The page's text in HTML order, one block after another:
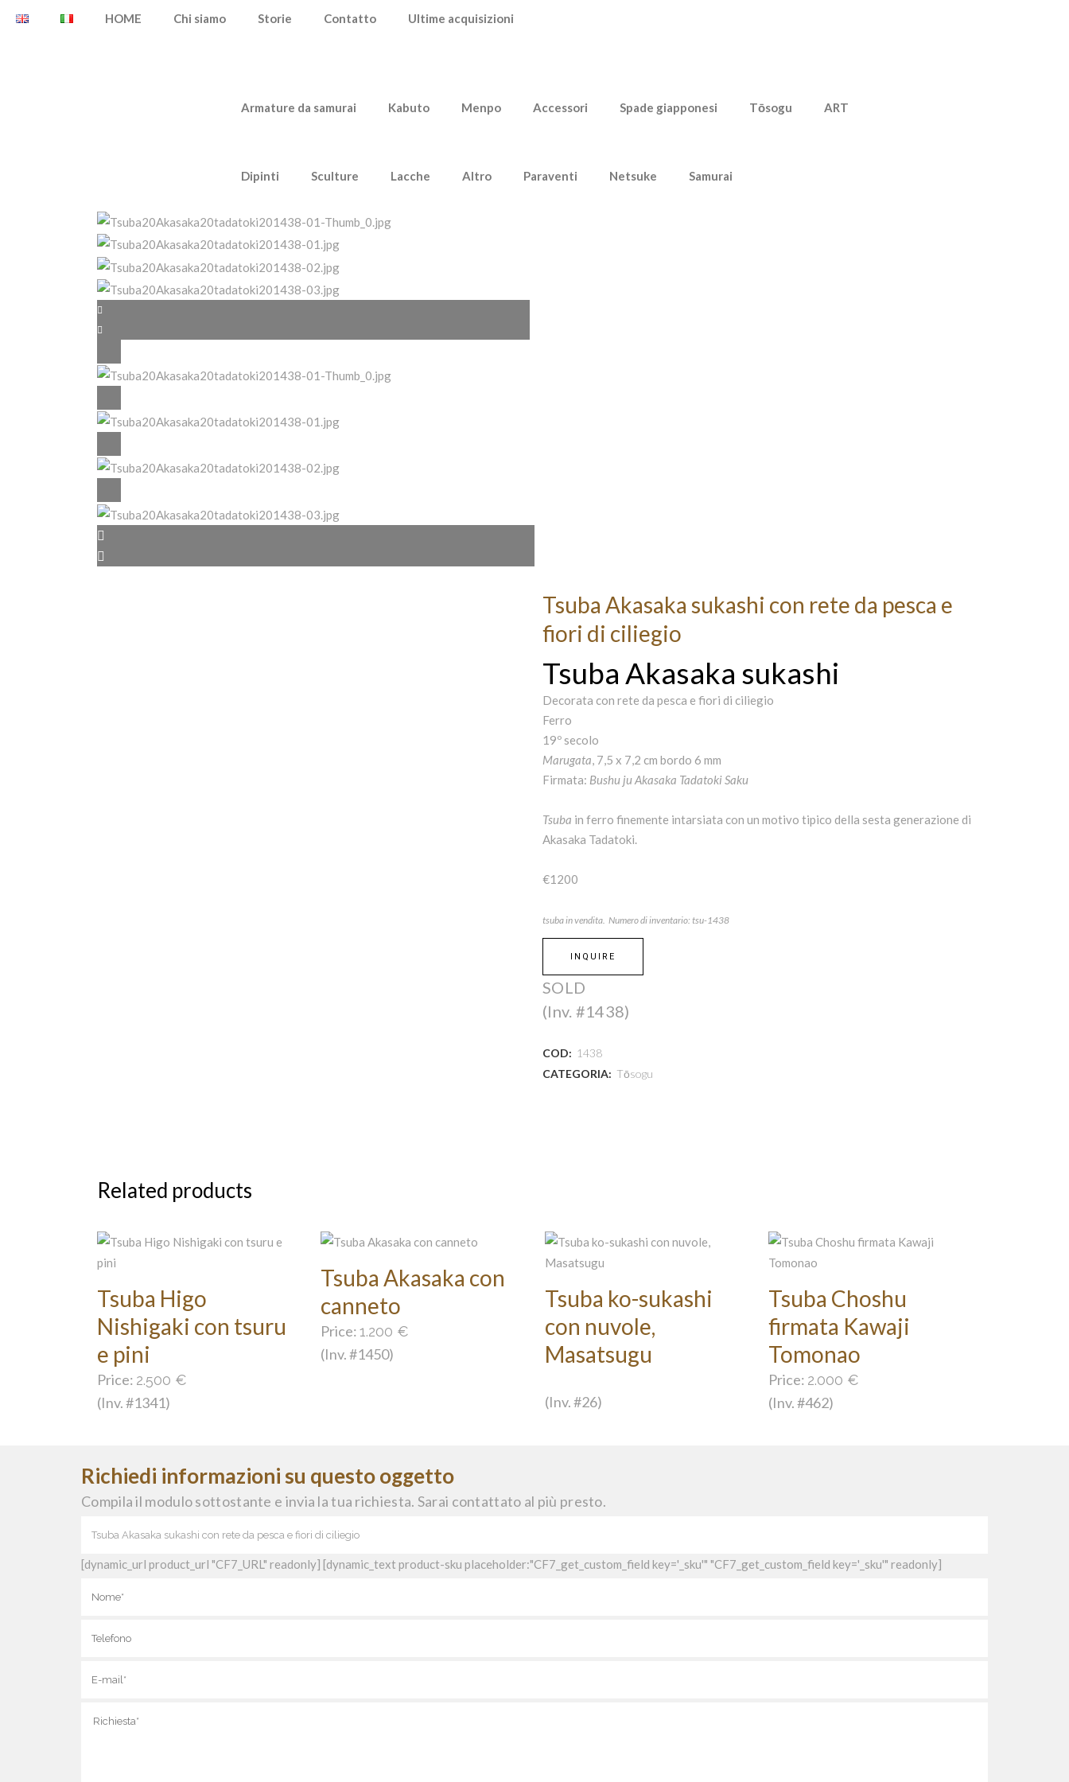
HOME Chi siamo Storie Contatto Ultime acquisizioni
Armature da samurai Kabuto Menpo Accessori Spade giapponesi Tōsogu ART
Dipinti Sculture Lacche Altro Paraventi Netsuke Samurai
Tsuba Akasaka sukashi con rete da pesca e
fiori di ciliegio
Tsuba Akasaka sukashi
Decorata con rete da pesca e fiori di ciliegio
Ferro
19º secolo
Marugata, 7,5 x 7,2 cm bordo 6 mm
Firmata: Bushu ju Akasaka Tadatoki Saku
Tsuba in ferro finemente intarsiata con un motivo tipico della sesta generazione di
Akasaka Tadatoki.
€1200
tsuba in vendita. Numero di inventario: tsu-1438
INQUIRE
SOLD
(Inv. #1438)
COD: 1438
CATEGORIA: Tōsogu
Related products
Tsuba Higo
Nishigaki con tsuru
e pini
Price: 2.500 €
(Inv. #1341)
Tsuba Akasaka con
canneto
Price:1.200 €
(Inv. #1450)
Tsuba ko-sukashi
con nuvole,
Masatsugu
(Inv. #26)
Tsuba Choshu
firmata Kawaji
Tomonao
Price: 2.000 €
(Inv. #462)
Richiedi informazioni su questo oggetto
Compila il modulo sottostante e invia la tua richiesta. Sarai contattato al più presto.
[dynamic_url product_url "CF7_URL" readonly] [dynamic_text product-sku placeholder:"CF7_get_custom_field key='_sku'" "CF7_get_custom_field key='_sku'" readonly]